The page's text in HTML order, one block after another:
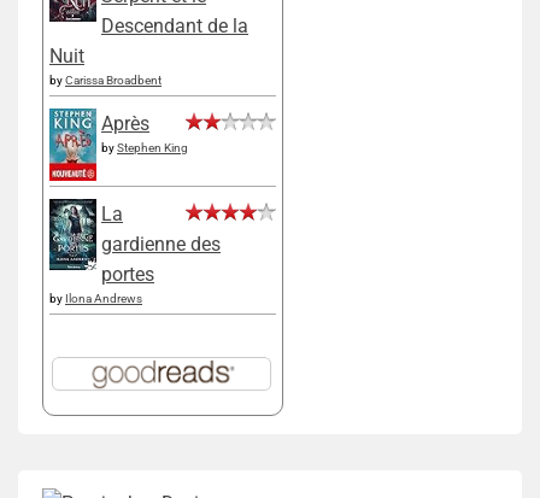
Descendant de la
Nuit
byCarissa Broadbent
Après
byStephen King
La
gardienne des
portes
by Ilona Andrews